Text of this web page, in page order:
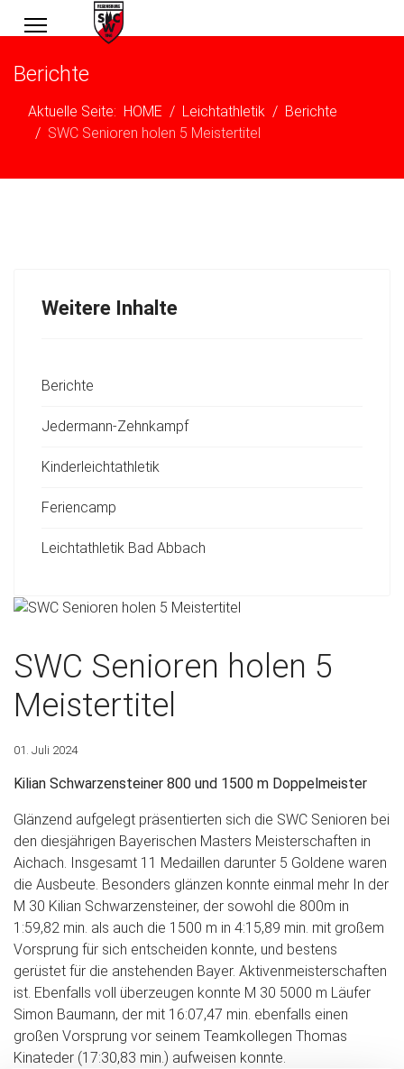
Berichte
Aktuelle Seite: HOME Leichtathletik
Berichte
SWC Senioren holen 5 Meistertitel
Weitere Inhalte
Berichte
Jedermann-Zehnkampf
Kinderleichtathletik
Feriencamp
Leichtathletik Bad Abbach
SWC Senioren holen 5
Meistertitel
01. Juli 2024
Kilian Schwarzensteiner 800 und 1500 m Doppelmeister
Glänzend aufgelegt präsentierten sich die SWC Senioren bei
den diesjährigen Bayerischen Masters Meisterschaften in
Aichach. Insgesamt 11 Medaillen darunter 5 Goldene waren
die Ausbeute. Besonders glänzen konnte einmal mehr In der
M 30 Kilian Schwarzensteiner, der sowohl die 800m in
1:59,82 min. als auch die 1500 m in 4:15,89 min. mit großem
Vorsprung für sich entscheiden konnte, und bestens
gerüstet für die anstehenden Bayer. Aktivenmeisterschaften
ist. Ebenfalls voll überzeugen konnte M 30 5000 m Läufer
Simon Baumann, der mit 16:07,47 min. ebenfalls einen
großen Vorsprung vor seinem Teamkollegen Thomas
Kinateder (17:30,83 min.) aufweisen konnte.